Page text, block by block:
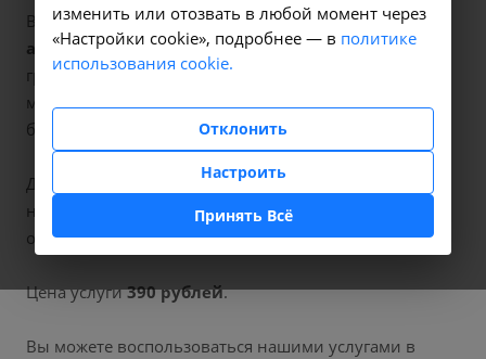
В наших клиниках мы проводимаппликационная
анестезия, код услуги (НМУ)В01.003.004.004. Для
граждан России, у которых есть направление,
медицинская помощь оказывается по полису ОМС
бесплатно.
Для иностранных граждан или при отсутствии
направления по форме 057/у медицинская помощь
оказывается на платной основе.
Цена услуги390 рублей.
Вы можете воспользоваться нашими услугами в
изменить или отозвать в любой момент через
«Настройки cookie», подробнее — в политике
использования cookie.
Отклонить
Настроить
Принять Всё